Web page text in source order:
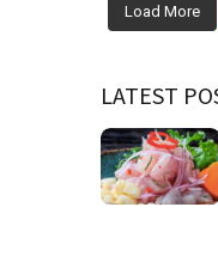
Load More
LATEST